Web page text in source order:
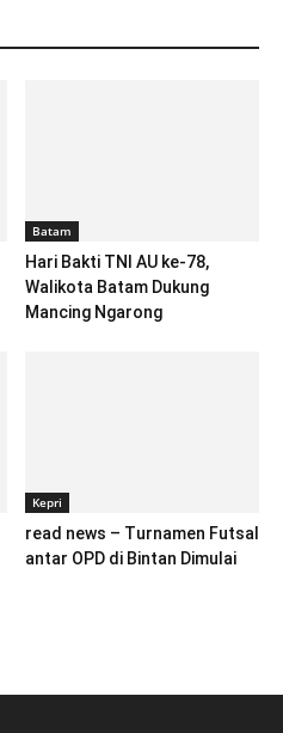
Batam
Hari Bakti TNI AU ke-78,
Walikota Batam Dukung
Mancing Ngarong
Kepri
read news – Turnamen Futsal
antar OPD di Bintan Dimulai